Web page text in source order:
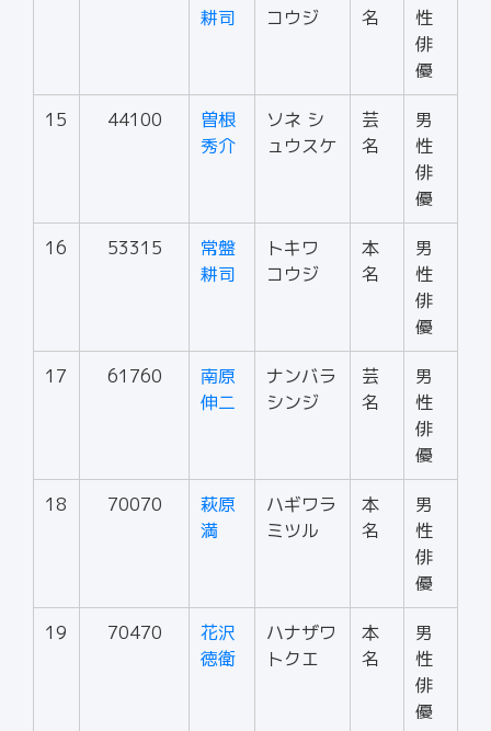
耕司
コウジ
名
性
俳
優
15 44100
曽根
秀介
ソネ シ
ュウスケ
芸
名
男
性
俳
優
16 53315
常盤
耕司
トキワ
コウジ
本
名
男
性
俳
優
17 61760
南原
伸二
ナンバラ
シンジ
芸
名
男
性
俳
優
18 70070
萩原
満
ハギワラ
ミツル
本
名
男
性
俳
優
19 70470
花沢
徳衛
ハナザワ
トクエ
本
名
男
性
俳
優